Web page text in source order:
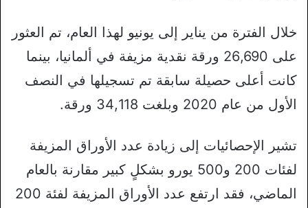
خلال الفترة من يناير إلى يونيو لهذا العام، تم العثور
على 26,690 ورقة نقدية مزيفة في ألمانيا، بينما
كانت أعلى حصيلة سابقة تم تسجيلها في النصف
الأول من عام 2020 وبلغت 34,118 ورقة.
تشير الإحصائيات إلى زيادة عدد الأوراق المزيفة
لفئات 200 و500 يورو بشكلٍ كبير مقارنة بالعام
الماضي، فقد ارتفع عدد الأوراق المزيفة لفئة 200